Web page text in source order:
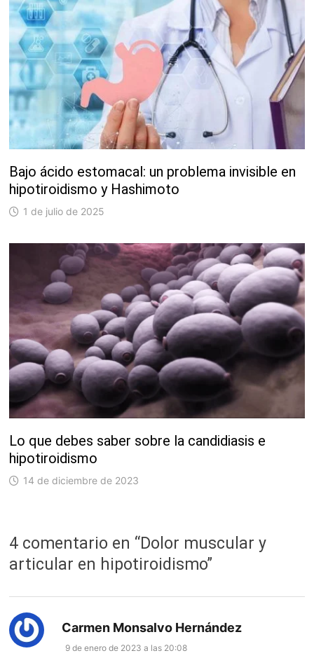
Bajo ácido estomacal: un problema invisible en
hipotiroidismo y Hashimoto
1 de julio de 2025
Lo que debes saber sobre la candidiasis e
hipotiroidismo
14 de diciembre de 2023
4 comentario en “Dolor muscular y
articular en hipotiroidismo”
Carmen Monsalvo Hernández
9 de enero de 2023 a las 20:08